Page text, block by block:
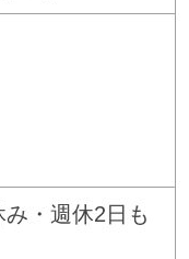
・週休2日も